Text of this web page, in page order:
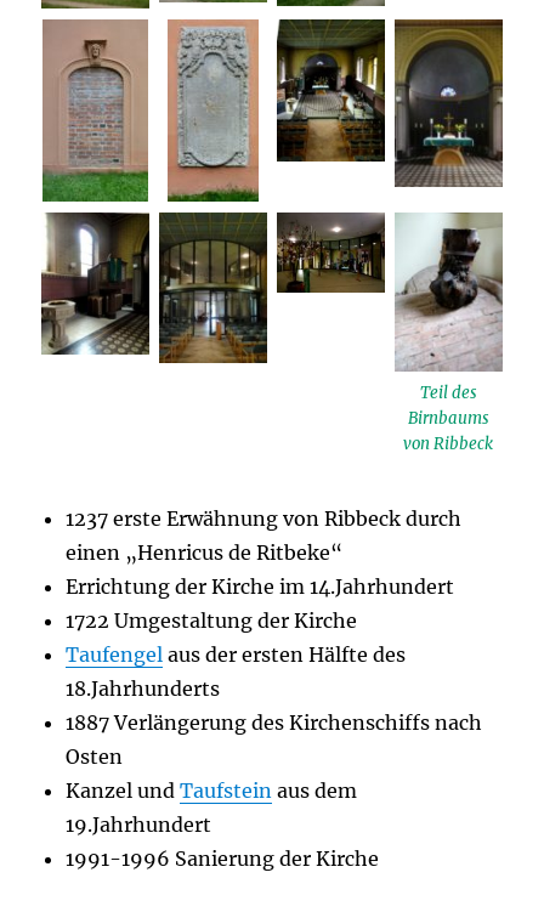
Teil des
Birnbaums
von Ribbeck
1237 erste Erwähnung von Ribbeck durch
einen „Henricus de Ritbeke“
Errichtung der Kirche im 14.Jahrhundert
1722 Umgestaltung der Kirche
Taufengel aus der ersten Hälfte des
18.Jahrhunderts
1887 Verlängerung des Kirchenschiffs nach
Osten
Kanzel undTaufstein aus dem
19.Jahrhundert
1991-1996 Sanierung der Kirche